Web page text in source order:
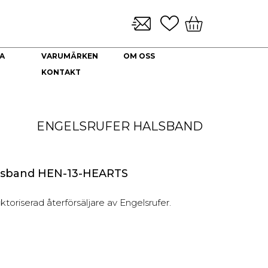
Guldkedjor
Coffee Table Books
Kuddfodral
Ljuslyktor
VARUMÄRKEN
OM OSS
KONTAKT
ENGELSRUFER HALSBAND
HEN-13-HEARTS
återförsäljare av Engelsrufer.